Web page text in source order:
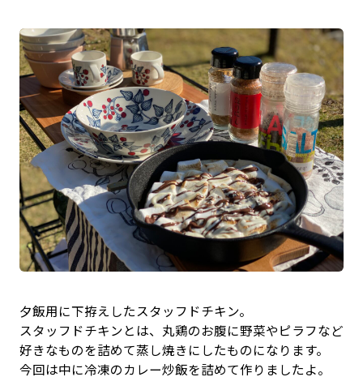
夕飯用に下拵えしたスタッフドチキン。
スタッフドチキンとは、丸鶏のお腹に野菜やピラフなど
好きなものを詰めて蒸し焼きにしたものになります。
今回は中に冷凍のカレー炒飯を詰めて作りましたよ。